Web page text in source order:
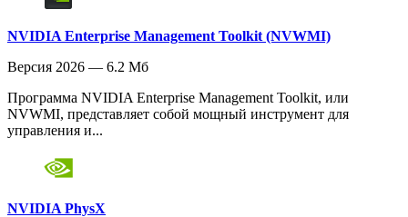
NVIDIA Enterprise Management Toolkit (NVWMI)
Версия 2026 — 6.2 Мб
Программа NVIDIA Enterprise Management Toolkit, или
NVWMI, представляет собой мощный инструмент для
управления и...
NVIDIA PhysX